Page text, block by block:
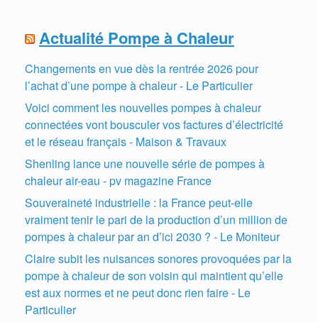
Actualité Pompe à Chaleur
Changements en vue dès la rentrée 2026 pour
l’achat d’une pompe à chaleur - Le Particulier
Voici comment les nouvelles pompes à chaleur
connectées vont bousculer vos factures d’électricité
et le réseau français - Maison & Travaux
Shenling lance une nouvelle série de pompes à
chaleur air-eau - pv magazine France
Souveraineté industrielle : la France peut-elle
vraiment tenir le pari de la production d’un million de
pompes à chaleur par an d’ici 2030 ? - Le Moniteur
Claire subit les nuisances sonores provoquées par la
pompe à chaleur de son voisin qui maintient qu’elle
est aux normes et ne peut donc rien faire - Le
Particulier